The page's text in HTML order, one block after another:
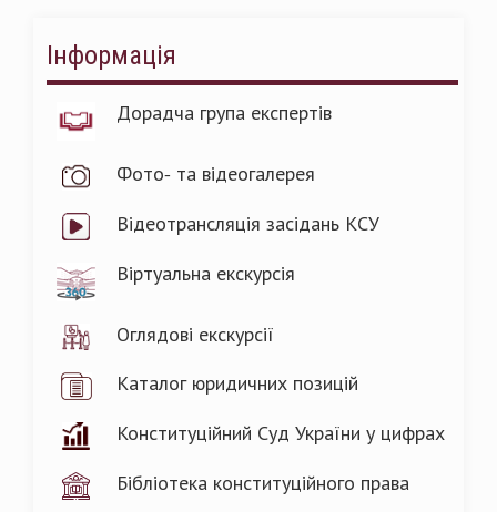
Інформація
Дорадча група експертів
Фото- та відеогалерея
Відеотрансляція засідань КСУ
Віртуальна екскурсія
Оглядові екскурсії
Каталог юридичних позицій
Конституційний Суд України у цифрах
Бібліотека конституційного права